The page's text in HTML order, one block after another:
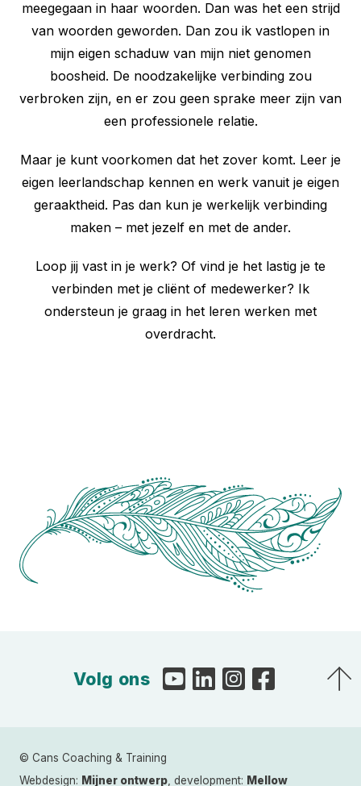
meegegaan in haar woorden. Dan was het een strijd
van woorden geworden. Dan zou ik vastlopen in
mijn eigen schaduw van mijn niet genomen
boosheid. De noodzakelijke verbinding zou
verbroken zijn, en er zou geen sprake meer zijn van
een professionele relatie.
Maar je kunt voorkomen dat het zover komt. Leer je
eigen leerlandschap kennen en werk vanuit je eigen
geraaktheid. Pas dan kun je werkelijk verbinding
maken – met jezelf en met de ander.
Loop jij vast in je werk? Of vind je het lastig je te
verbinden met je cliënt of medewerker? Ik
ondersteun je graag in het leren werken met
overdracht.
Volg ons
© Cans Coaching & Training
Webdesign: Mijner ontwerp , development: Mellow